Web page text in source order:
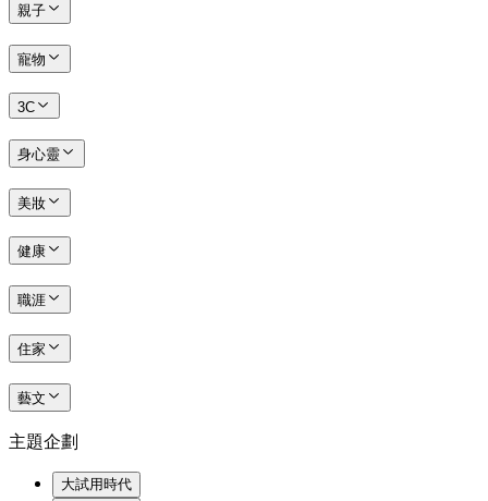
親子
寵物
3C
身心靈
美妝
健康
職涯
住家
藝文
主題企劃
大試用時代